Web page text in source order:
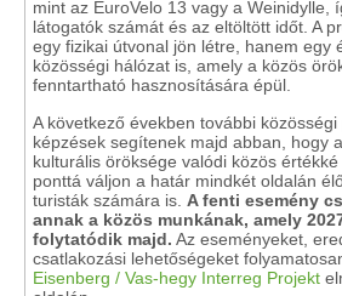
mint az EuroVelo 13 vagy a Weinidylle,
látogatók számát és az eltöltött időt. A
egy fizikai útvonal jön létre, hanem egy
közösségi hálózat is, amely a közös
fenntartható hasznosítására épül.
A következő években további
képzések segítenek majd abban, hogy
kulturális öröksége valódi közös
ponttá váljon a határ mindkét oldalán
turisták számára is. A fenti esemény
annak a közös munkának, amely
folytatódik majd. Az eseményeket,
csatlakozási lehetőségeket
Eisenberg / Vas-hegy Interreg Projekt